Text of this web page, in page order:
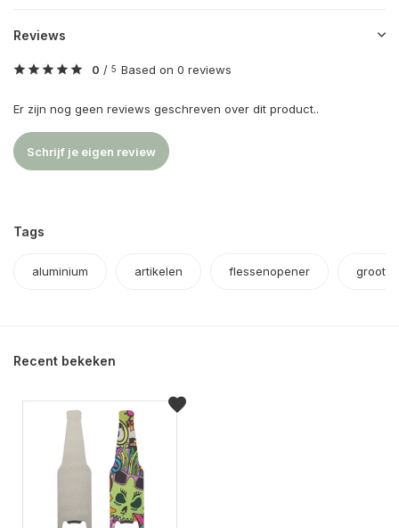
Reviews
0 / 5 Based on 0 reviews
Er zijn nog geen reviews geschreven over dit product..
Schrijf je eigen review
Tags
aluminium artikelen flessenopener groot
Recent bekeken